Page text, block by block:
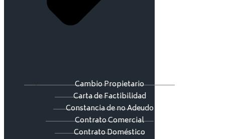
Cambio Propietario
Carta de Factibilidad
Constancia de no Adeudo
Contrato Comercial
Contrato Doméstico